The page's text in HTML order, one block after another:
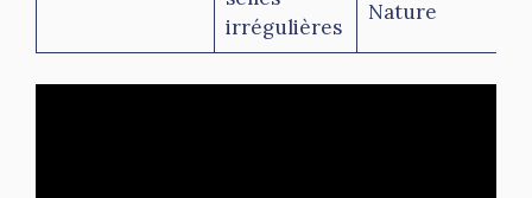
irrégulières
Nature